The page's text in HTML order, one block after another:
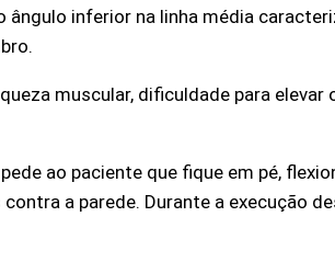
inferior na linha média
muscular, dificuldade para
ao paciente que fique em pé,
a parede. Durante a execução